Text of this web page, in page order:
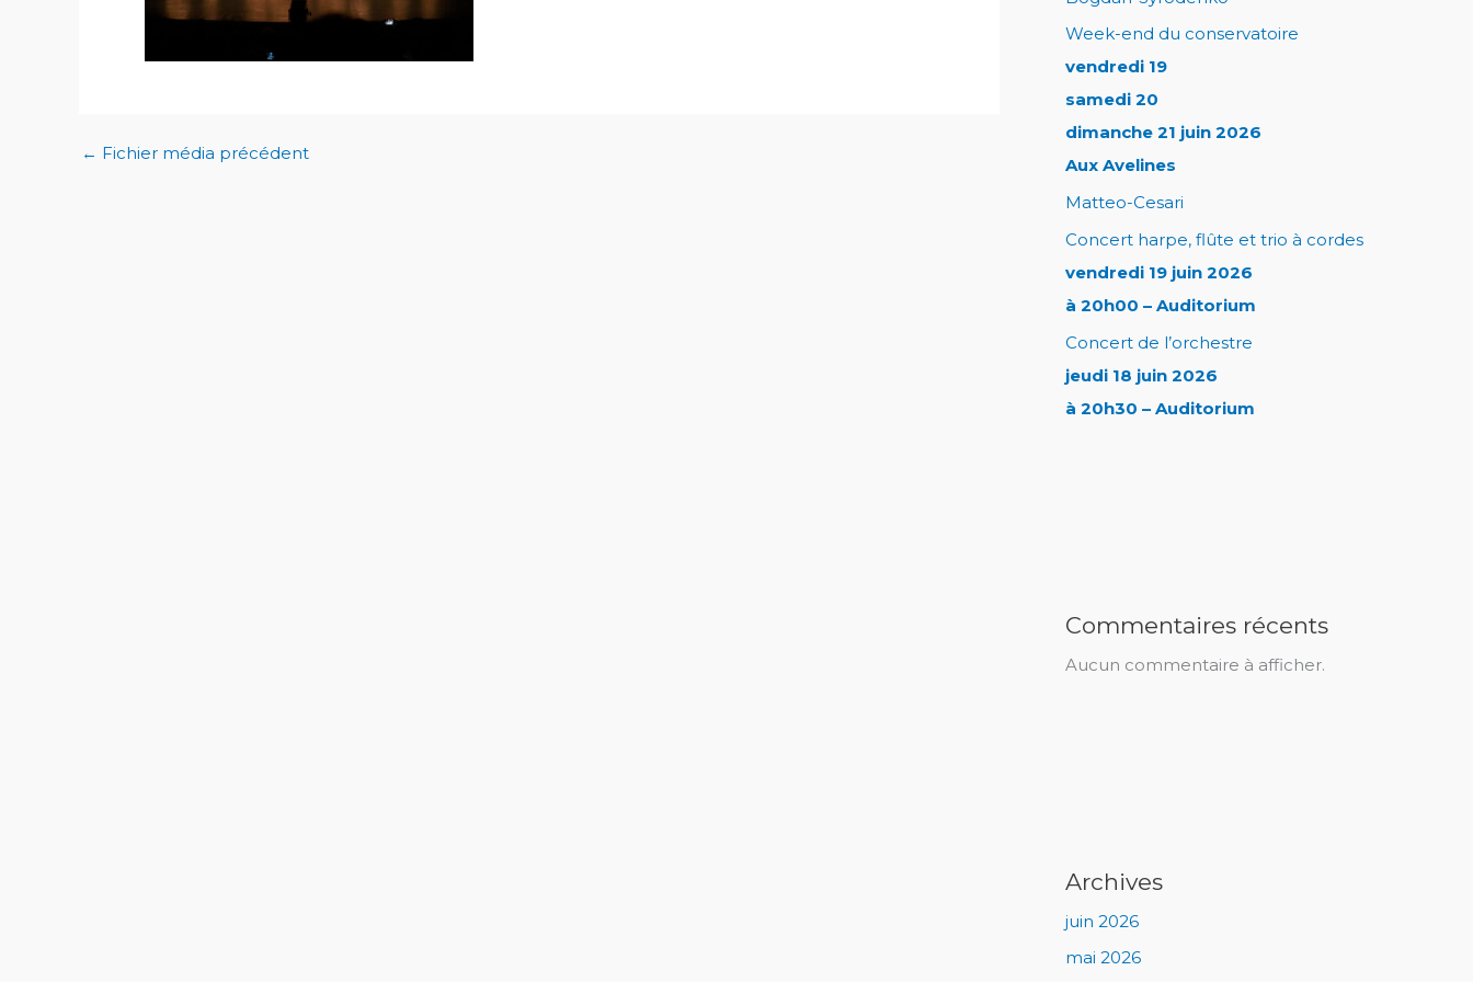
← Fichier média précédent
Week-end du conservatoire
vendredi 19
samedi 20
dimanche 21 juin 2026
Aux Avelines
Matteo-Cesari
Concert harpe, flûte et trio à cordes
vendredi 19 juin 2026
à 20h00 – Auditorium
Concert de l’orchestre
jeudi 18 juin 2026
à 20h30 – Auditorium
Commentaires récents
Aucun commentaire à afficher.
Archives
juin 2026
mai 2026